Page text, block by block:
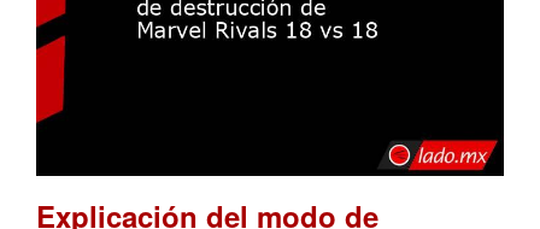
Explicación del modo de